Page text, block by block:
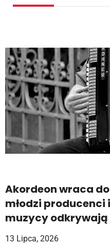
Akordeon wraca
młodzi
muzycy odkrywają
13 Lipca, 2026